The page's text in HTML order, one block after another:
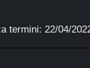
termini: 22/04/